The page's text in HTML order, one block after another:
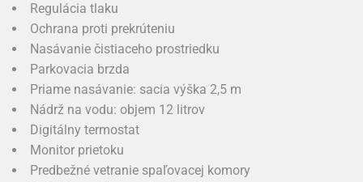
Regulácia tlaku
Ochrana proti prekrúteniu
Nasávanie čistiaceho prostriedku
Parkovacia brzda
Priame nasávanie: sacia výška 2,5 m
Nádrž na vodu: objem 12 litrov
Digitálny termostat
Monitor prietoku
Predbežné vetranie spaľovacej komory